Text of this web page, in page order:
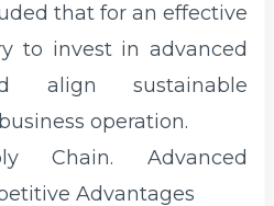
that for an effective
to invest in advanced
align sustainable
operation.
Chain. Advanced
Advantages